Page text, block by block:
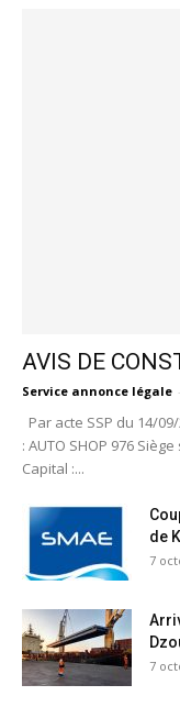
AVIS DE
Service annonce légale -
Par acte SSP du 14/
: AUTO SHOP 976
Capital :...
de
7
7